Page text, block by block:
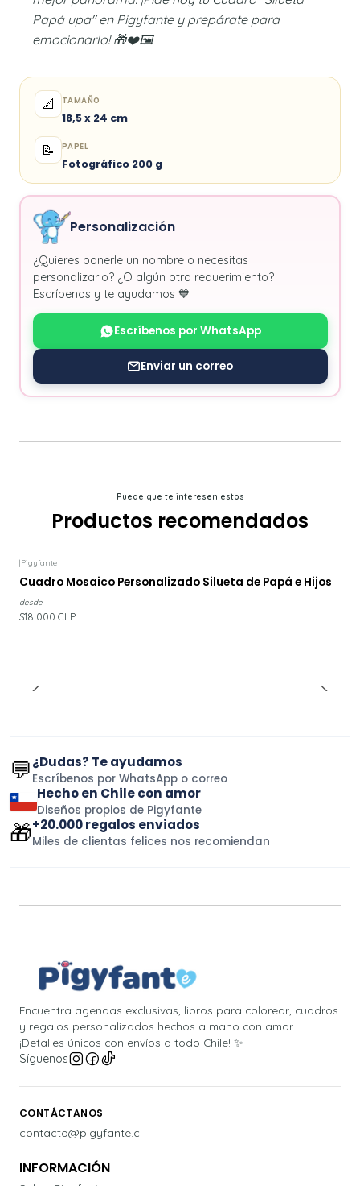
Papá upa" en Pigyfante y prepárate para
emocionarlo! 🎁❤️🖼️
📐 TAMAÑO
18,5 x 24 cm
📝 PAPEL
Fotográfico 200 g
Personalización
¿Quieres ponerle un nombre o necesitas
personalizarlo? ¿O algún otro requerimiento?
Escríbenos y te ayudamos 💙
Escríbenos por WhatsApp
Enviar un correo
Puede que te interesen estos
Productos recomendados
|Pigyfante
Cuadro Mosaico Personalizado Silueta de Papá e Hijos
desde
$18.000 CLP
💬¿Dudas? Te ayudamos
Escríbenos por WhatsApp o correo
Hecho en Chile con amor
Diseños propios de Pigyfante
🎁+20.000 regalos enviados
Miles de clientas felices nos recomiendan
Encuentra agendas exclusivas, libros para colorear, cuadros
y regalos personalizados hechos a mano con amor.
¡Detalles únicos con envíos a todo Chile! ✨
Síguenos
CONTÁCTANOS
contacto@pigyfante.cl
INFORMACIÓN